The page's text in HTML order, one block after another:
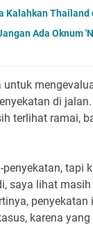
Kalahkan Thailand
Ada Oknum
di
terlihat ramai,
tapi
saya lihat
karena